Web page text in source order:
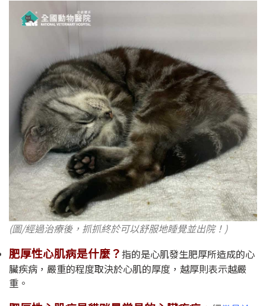
(圖/經過治療後，抓抓終於可以舒服地睡覺並出院！)
肥厚性心肌病是什麼？指的是心肌發生肥厚所造成的心
臟疾病，嚴重的程度取決於心肌的厚度，越厚則表示越嚴
重。